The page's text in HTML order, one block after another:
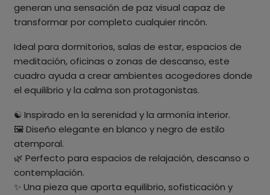
generan una sensación de paz visual capaz de
transformar por completo cualquier rincón.
Ideal para dormitorios, salas de estar, espacios de
meditación, oficinas o zonas de descanso, este
cuadro ayuda a crear ambientes acogedores donde
el equilibrio y la calma son protagonistas.
☯️ Inspirado en la serenidad y la armonía interior.
🖼️ Diseño elegante en blanco y negro de estilo
atemporal.
🌿 Perfecto para espacios de relajación, descanso o
contemplación.
✨ Una pieza que aporta equilibrio, sofisticación y